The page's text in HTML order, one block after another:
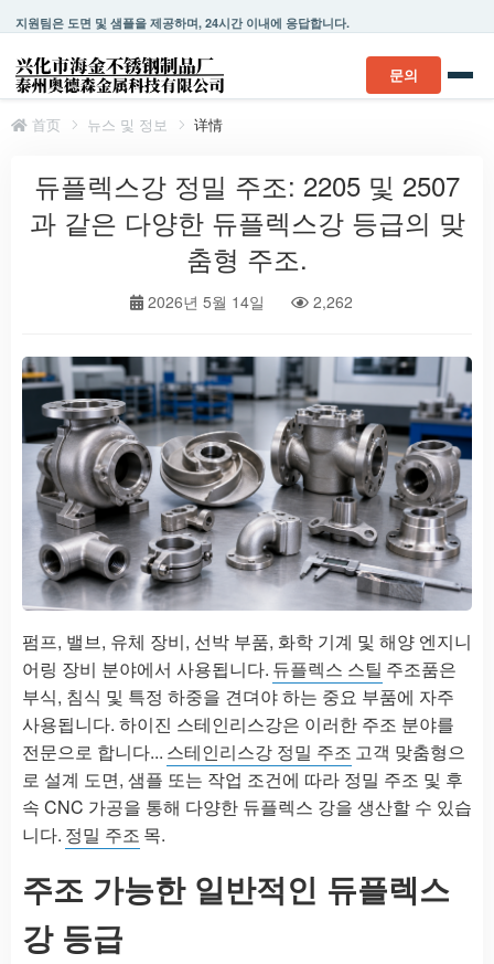
지원팀은 도면 및 샘플을 제공하며, 24시간 이내에 응답합니다.
문의
首页 뉴스 및 정보 详情
듀플렉스강 정밀 주조: 2205 및 2507
과 같은 다양한 듀플렉스강 등급의 맞
춤형 주조.
2026년 5월 14일 2,262
펌프, 밸브, 유체 장비, 선박 부품, 화학 기계 및 해양 엔지니
어링 장비 분야에서 사용됩니다. 듀플렉스 스틸 주조품은
부식, 침식 및 특정 하중을 견뎌야 하는 중요 부품에 자주
사용됩니다. 하이진 스테인리스강은 이러한 주조 분야를
전문으로 합니다... 스테인리스강 정밀 주조 고객 맞춤형으
로 설계 도면, 샘플 또는 작업 조건에 따라 정밀 주조 및 후
속 CNC 가공을 통해 다양한 듀플렉스 강을 생산할 수 있습
니다. 정밀 주조 목.
주조 가능한 일반적인 듀플렉스
강 등급